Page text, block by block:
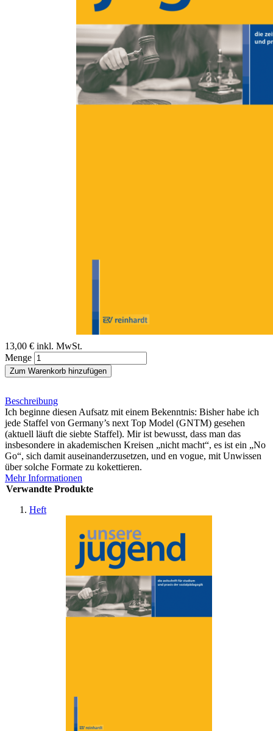
Über den Zusammenhang von Castingshows, Sexismus und der
13,00 € inkl. MwSt.
Menge
Zum Warenkorb hinzufügen
Beschreibung
Ich beginne diesen Aufsatz mit einem Bekenntnis: Bisher habe ich
jede Staffel von Germany’s next Top Model (GNTM) gesehen
(aktuell läuft die siebte Staffel). Mir ist bewusst, dass man das
insbesondere in akademischen Kreisen „nicht macht“, es ist ein „No
Go“, sich damit auseinanderzusetzen, und en vogue, mit Unwissen
über solche Formate zu kokettieren.
Mehr Informationen
Verwandte Produkte
Heft